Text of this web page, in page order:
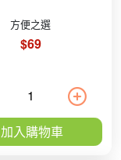
方便之選
$69
加入購物車